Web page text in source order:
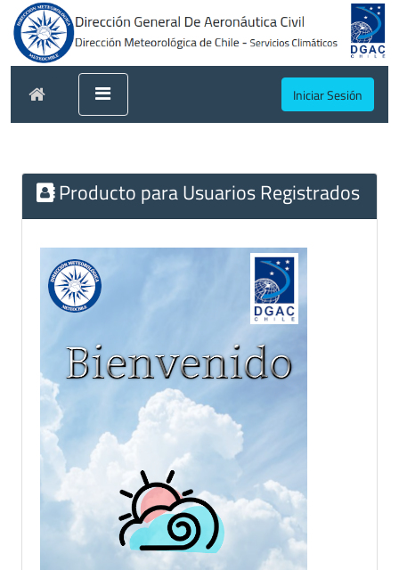
Iniciar Sesión
Producto para Usuarios Registrados